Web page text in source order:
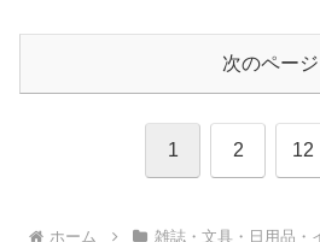
次のページ
1 2 12
ホーム 雑誌・文具・日用品・